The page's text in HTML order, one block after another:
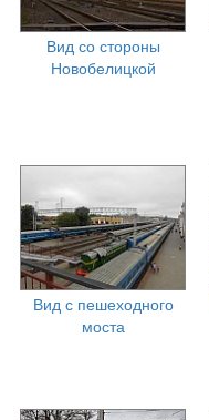
Вид со стороны
Новобелицкой
Вид с пешеходного
моста